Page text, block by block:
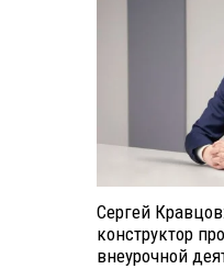
Сергей
конструктор
внеурочной